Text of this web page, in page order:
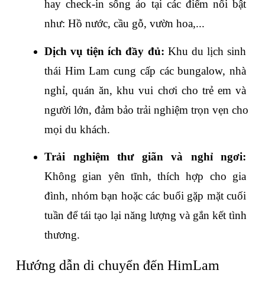
hay check-in sống ảo tại các điểm nổi bật
như: Hồ nước, cầu gỗ, vườn hoa,...
Dịch vụ tiện ích đầy đủ: Khu du lịch sinh
thái Him Lam cung cấp các bungalow, nhà
nghỉ, quán ăn, khu vui chơi cho trẻ em và
người lớn, đảm bảo trải nghiệm trọn vẹn cho
mọi du khách.
Không gian yên tĩnh, thích hợp cho gia
đình, nhóm bạn hoặc các buổi gặp mặt cuối
tuần để tái tạo lại năng lượng và gắn kết tình
thương.
Hướng dẫn di chuyển đến HimLam